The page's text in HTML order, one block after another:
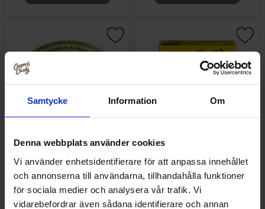
Samtycke Information Om
Denna webbplats använder cookies
Vi använder enhetsidentifierare för att anpassa innehållet
och annonserna till användarna, tillhandahålla funktioner
för sociala medier och analysera vår trafik. Vi
vidarebefordrar även sådana identifierare och annan
Cavendish & Harvey
Grapefruit Pineapple Drops
175g
Sun Lolly Ice Lollies - Lemon
520g